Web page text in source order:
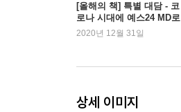
[올해의 책] 특별 대담 - 코
로나 시대에 예스24 MD로
살아가기
2020년 12월 31일
상세 이미지